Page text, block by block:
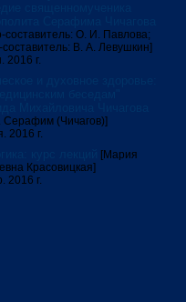
составитель: О. И. Павлова;
В. А. Левушкин]
2016 г.
Серафим (Чичагов)]
2016 г.
[Мария
Красовицкая]
2016 г.